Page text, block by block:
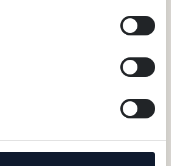
Amningsbh med bygel Vit